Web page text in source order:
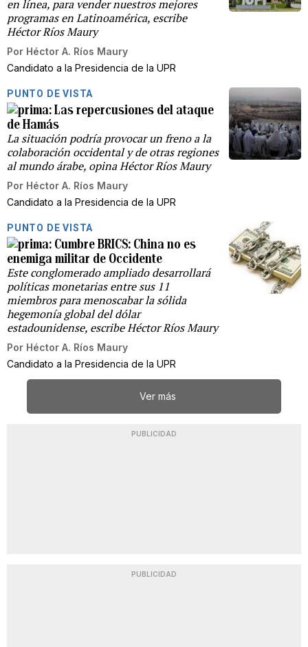
en línea, para vender nuestros mejores
programas en Latinoamérica, escribe
Héctor Ríos Maury
Por Héctor A. Ríos Maury
Candidato a la Presidencia de la UPR
PUNTO DE VISTA
Las repercusiones del ataque
de Hamás
La situación podría provocar un freno a la
colaboración occidental y de otras regiones
al mundo árabe, opina Héctor Ríos Maury
Por Héctor A. Ríos Maury
Candidato a la Presidencia de la UPR
PUNTO DE VISTA
Cumbre BRICS: China no es
enemiga militar de Occidente
Este conglomerado ampliado desarrollará
políticas monetarias entre sus 11
miembros para menoscabar la sólida
hegemonía global del dólar
estadounidense, escribe Héctor Ríos Maury
Por Héctor A. Ríos Maury
Candidato a la Presidencia de la UPR
Ver más
PUBLICIDAD
PUBLICIDAD